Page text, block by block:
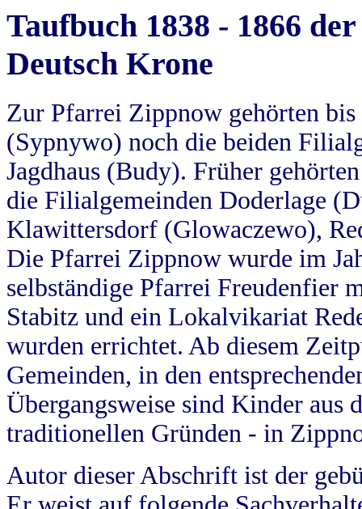
Taufbuch 1838 - 1866
Deutsch Krone
Zur Pfarrei Zippnow gehörten
(Sypnywo) noch die beiden
Jagdhaus (Budy). Früher
die Filialgemeinden Doderlage
Klawittersdorf (Glowaczewo),
Die Pfarrei Zippnow wurde im
selbständige Pfarrei Freudenfier
Stabitz und ein Lokalvikariat
wurden errichtet. Ab diesem
Gemeinden, in den
Übergangsweise sind Kinder aus
traditionellen Gründen - in
Autor dieser Abschrift ist der